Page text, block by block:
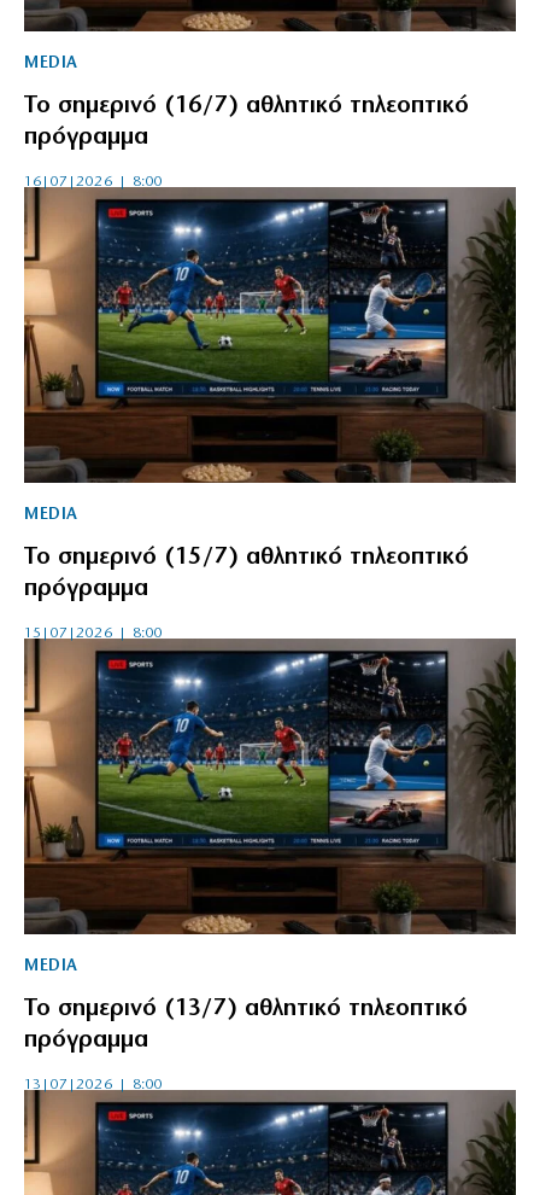
MEDIA
Το σημερινό (16/7) αθλητικό τηλεοπτικό
πρόγραμμα
16|07|2026 | 8:00
MEDIA
Το σημερινό (15/7) αθλητικό τηλεοπτικό
πρόγραμμα
15|07|2026 | 8:00
MEDIA
Το σημερινό (13/7) αθλητικό τηλεοπτικό
πρόγραμμα
13|07|2026 | 8:00